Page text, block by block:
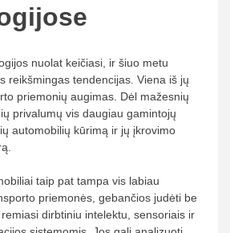
nuolat keičiasi, ir šiuo metu
reikšmingas tendencijas. Viena iš jų
priemonių augimas. Dėl mažesnių
privalumų vis daugiau gamintojų
automobilių kūrimą ir jų įkrovimo
taip pat tampa vis labiau
priemonės, gebančios judėti be
dirbtiniu intelektu, sensoriais ir